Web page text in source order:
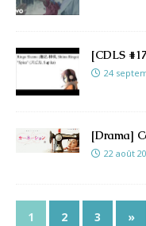
[CDLS
24
[Drama]
22 août
1 2 3 »